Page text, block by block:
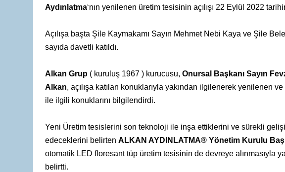
Aydınlatma‘nın yenilenen üretim tesisinin açılışı 22 Eylül 2022
Açılışa başta Şile Kaymakamı Sayın Mehmet Nebi Kaya ve Şile
sayıda davetli katıldı.
Alkan Grup( kuruluş 1967 ) kurucusu, Onursal Başkanı Sayın
Alkan, açılışa katılan konuklarıyla yakından ilgilenerek yenilenen
ile ilgili konuklarını bilgilendirdi.
Yeni Üretim tesislerini son teknoloji ile inşa ettiklerini ve sürekli
edeceklerini belirten ALKAN AYDINLATMA® Yönetim Kurulu
otomatik LED floresant tüp üretim tesisinin de devreye alınmasıyla
belirtti.